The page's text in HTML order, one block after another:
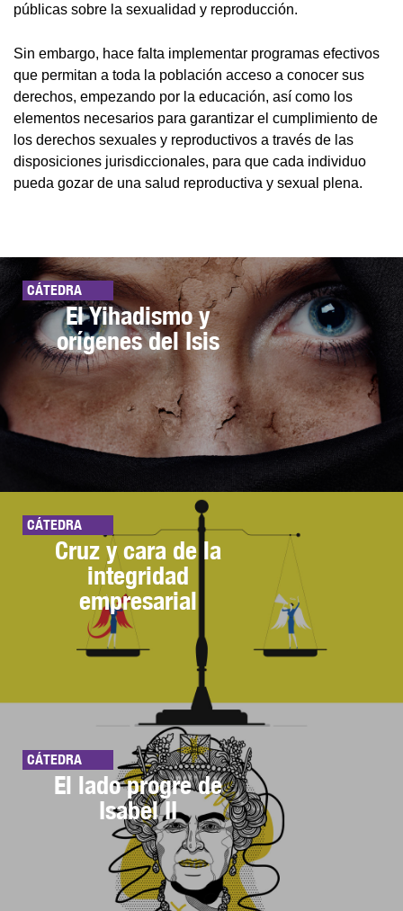
públicas sobre la sexualidad y reproducción.
Sin embargo, hace falta implementar programas efectivos
que permitan a toda la población acceso a conocer sus
derechos, empezando por la educación, así como los
elementos necesarios para garantizar el cumplimiento de
los derechos sexuales y reproductivos a través de las
disposiciones jurisdiccionales, para que cada individuo
pueda gozar de una salud reproductiva y sexual plena.
CÁTEDRA
El Yihadismo y
orígenes del Isis
CÁTEDRA
Cruz y cara de la
integridad
empresarial
CÁTEDRA
El lado progre de
Isabel II